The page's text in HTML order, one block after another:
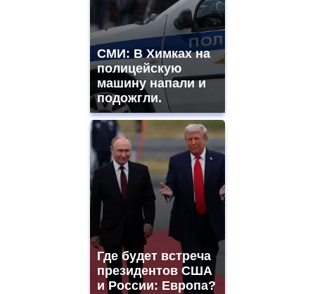
СМИ: В Химках на
полицейскую
машину напали и
подожгли.
Где будет встреча
президентов США
и России: Европа?